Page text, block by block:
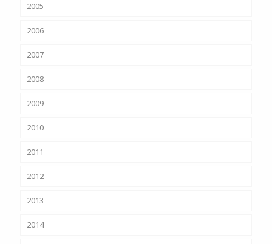
2005
2006
2007
2008
2009
2010
2011
2012
2013
2014